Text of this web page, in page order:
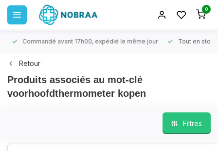
0
Commandé avant 17h00, expédié le même jour Tout en stock
Retour
Produits associés au mot-clé
voorhoofdthermometer kopen
Filtres